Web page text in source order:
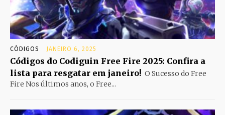
CÓDIGOS JANEIRO 6, 2025
Códigos do Codiguin Free Fire 2025: Confira a
lista para resgatar em janeiro! O Sucesso do Free
Fire Nos últimos anos, o Free...